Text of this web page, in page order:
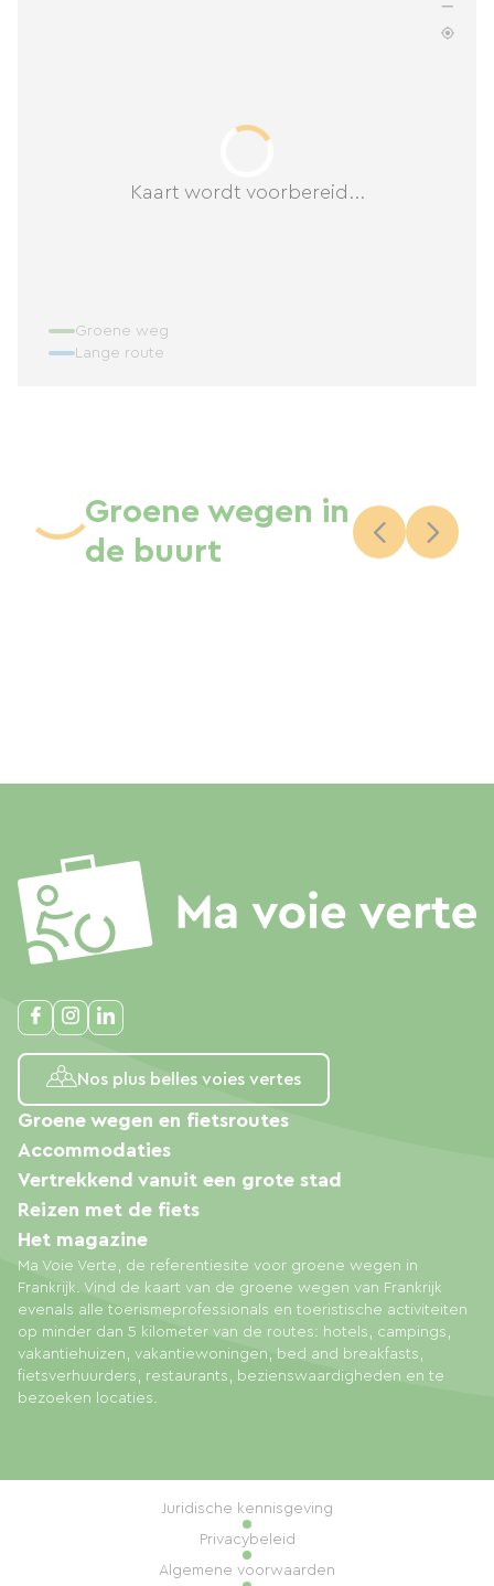
Kaart wordt voorbereid...
Groene weg
Lange route
Groene wegen in
de buurt
Nos plus belles voies vertes
Ma Voie Verte, de referentiesite voor groene wegen in
Frankrijk. Vind de kaart van de groene wegen van Frankrijk
evenals alle toerismeprofessionals en toeristische activiteiten
op minder dan 5 kilometer van de routes: hotels, campings,
vakantiehuizen, vakantiewoningen, bed and breakfasts,
fietsverhuurders, restaurants, bezienswaardigheden en te
bezoeken locaties.
Groene wegen en fietsroutes
Accommodaties
Vertrekkend vanuit een grote stad
Reizen met de fiets
Het magazine
Juridische kennisgeving
Privacybeleid
Algemene voorwaarden